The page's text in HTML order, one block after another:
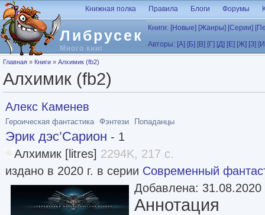
Перейти к основному содержанию
Либрусек
Много книг
Книжная полка Правила Блоги Форумы
Книги: [Новые] [Жанры] [Серии]
Авторы: [А] [Б] [В] [Г] [Д] [Е] [Ж] [З]
Вы здесь
Главная » Книги » Алхимик (fb2)
Алхимик (fb2)
Алекс Каменев
Героическая фантастика Фэнтези Попаданцы
Эрик дэс’Сарион - 1
Алхимик [litres] 2294K, 217 с.
издано в 2020 г. в серии Современный
Добавлена: 31.08.2020
Аннотация